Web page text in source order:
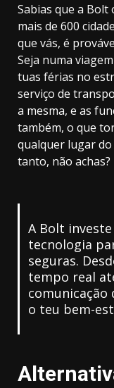
Sabias que a Bolt
mais de 600
que vás, é
Seja numa
tuas férias no
serviço de
a mesma, e as
também, o que
qualquer lugar do
tanto, não achas?
A Bolt
tecnologia
seguras.
tempo real
o teu bem-